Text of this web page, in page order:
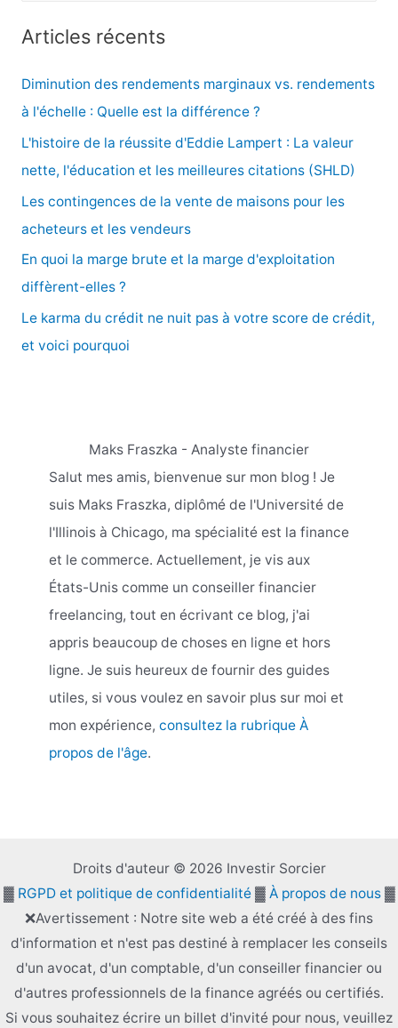
e
r
Articles récents
Diminution des rendements marginaux vs. rendements
à l'échelle : Quelle est la différence ?
L'histoire de la réussite d'Eddie Lampert : La valeur
nette, l'éducation et les meilleures citations (SHLD)
Les contingences de la vente de maisons pour les
acheteurs et les vendeurs
En quoi la marge brute et la marge d'exploitation
diffèrent-elles ?
Le karma du crédit ne nuit pas à votre score de crédit,
et voici pourquoi
Maks Fraszka - Analyste financier
Salut mes amis, bienvenue sur mon blog ! Je
suis Maks Fraszka, diplômé de l'Université de
l'Illinois à Chicago, ma spécialité est la finance
et le commerce. Actuellement, je vis aux
États-Unis comme un conseiller financier
freelancing, tout en écrivant ce blog, j'ai
appris beaucoup de choses en ligne et hors
ligne. Je suis heureux de fournir des guides
utiles, si vous voulez en savoir plus sur moi et
mon expérience, consultez la rubrique À
propos de l'âge.
Droits d'auteur © 2026 Investir Sorcier
▓ RGPD et politique de confidentialité▓ À propos de nous▓
❌Avertissement : Notre site web a été créé à des fins
d'information et n'est pas destiné à remplacer les conseils
d'un avocat, d'un comptable, d'un conseiller financier ou
d'autres professionnels de la finance agréés ou certifiés.
Si vous souhaitez écrire un billet d'invité pour nous, veuillez